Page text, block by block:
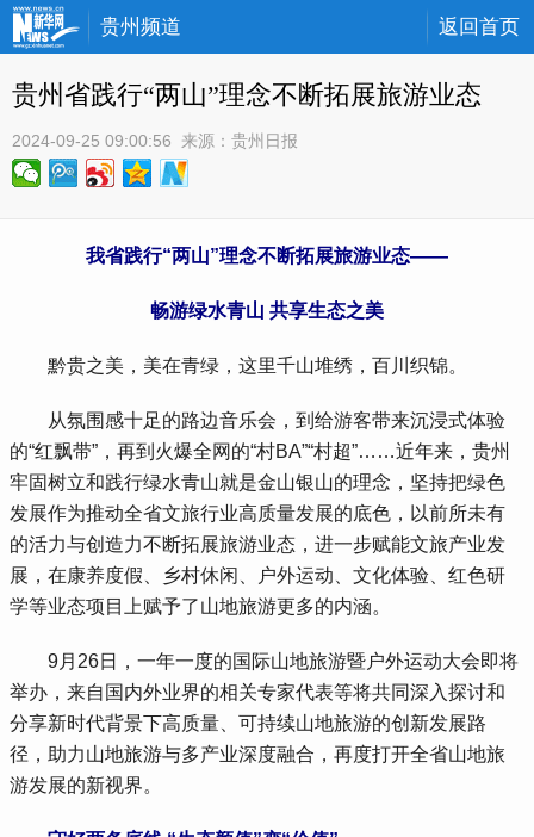
贵州频道 返回首页
贵州省践行“两山”理念不断拓展旅游业态
2024-09-25 09:00:56 来源： 贵州日报
我省践行“两山”理念不断拓展旅游业态——
畅游绿水青山 共享生态之美
黔贵之美，美在青绿，这里千山堆绣，百川织锦。
从氛围感十足的路边音乐会，到给游客带来沉浸式体验
的“红飘带”，再到火爆全网的“村BA”“村超”……近年来，贵州
牢固树立和践行绿水青山就是金山银山的理念，坚持把绿色
发展作为推动全省文旅行业高质量发展的底色，以前所未有
的活力与创造力不断拓展旅游业态，进一步赋能文旅产业发
展，在康养度假、乡村休闲、户外运动、文化体验、红色研
学等业态项目上赋予了山地旅游更多的内涵。
9月26日，一年一度的国际山地旅游暨户外运动大会即将
举办，来自国内外业界的相关专家代表等将共同深入探讨和
分享新时代背景下高质量、可持续山地旅游的创新发展路
径，助力山地旅游与多产业深度融合，再度打开全省山地旅
游发展的新视界。